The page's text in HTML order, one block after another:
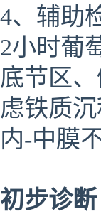
4、辅助
2小时葡
底节区
虑铁质
内-中膜
初步诊断